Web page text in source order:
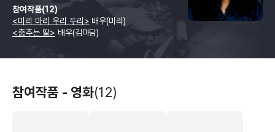
참여작품(12)
<미리 마리 우리 두리> 배우(미리)
<춤추는 딸> 배우(김마담)
참여작품 - 영화(12)